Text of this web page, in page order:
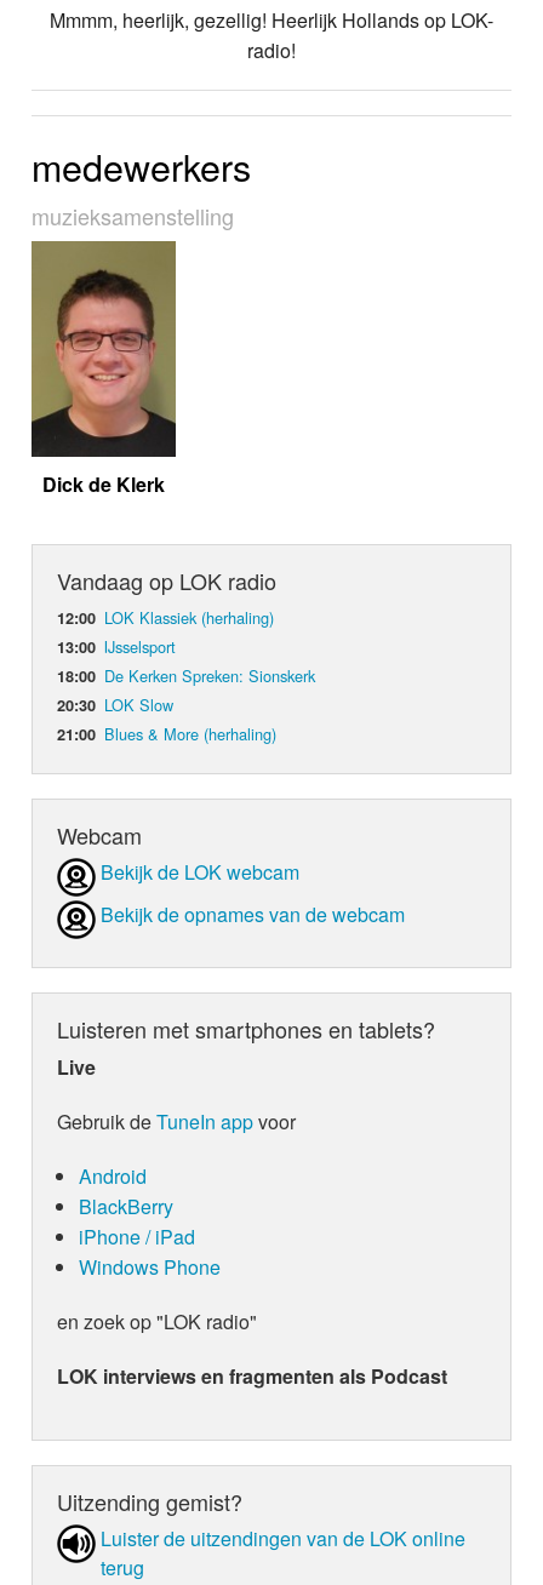
Mmmm, heerlijk, gezellig! Heerlijk Hollands op LOK-
radio!
medewerkers
muziek­sa­men­stel­ling
Dick de Klerk
Vandaag op LOK radio
12:00 LOK Klassiek (herhaling)
13:00 IJsselsport
18:00 De Kerken Spreken: Sionskerk
20:30 LOK Slow
21:00 Blues & More (herhaling)
Webcam
Bekijk de LOK webcam
Bekijk de opnames van de webcam
Luisteren met smartphones en tablets?
Live
Gebruik deTuneIn appvoor
Android
BlackBerry
iPhone / iPad
Windows Phone
en zoek op "LOK radio"
LOK interviews en fragmenten als Podcast
Uitzending gemist?
Luister de uit­zen­din­gen van de LOK online
terug